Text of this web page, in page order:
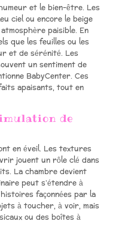
et le bien-être. Les
ciel ou encore le beige
paisible. En
que les feuilles ou les
et de sérénité. Les
un sentiment de
BabyCenter. Ces
apaisants, tout en
de
en éveil. Les textures
jouent un rôle clé dans
La chambre devient
peut s’étendre à
façonnées par la
à toucher, à voir, mais
ou des boîtes à